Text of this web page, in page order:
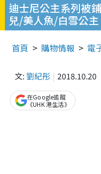
迪士尼公主系列被
兒/美人魚/白雪公主
首頁 購物情報 電
文: 劉紀彤 2018.10.20
在Google追蹤
《UHK 港生活》